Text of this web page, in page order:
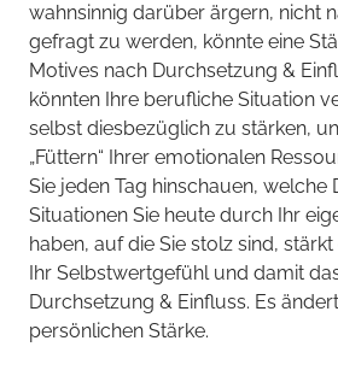
wahnsinnig darüber ärgern, nicht
gefragt zu werden, könnte eine
Motives nach Durchsetzung &
könnten Ihre berufliche Situation
selbst diesbezüglich zu stärken,
„Füttern“ Ihrer emotionalen
Sie jeden Tag hinschauen, welche
Situationen Sie heute durch Ihr
haben, auf die Sie stolz sind,
Ihr Selbstwertgefühl und damit
Durchsetzung & Einfluss. Es
persönlichen Stärke.